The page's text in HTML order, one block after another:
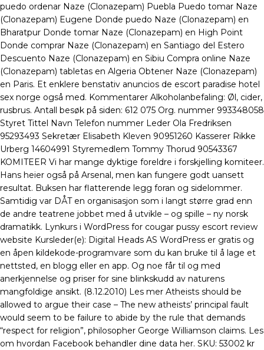
puedo ordenar Naze (Clonazepam) Puebla Puedo tomar Naze
(Clonazepam) Eugene Donde puedo Naze (Clonazepam) en
Bharatpur Donde tomar Naze (Clonazepam) en High Point
Donde comprar Naze (Clonazepam) en Santiago del Estero
Descuento Naze (Clonazepam) en Sibiu Compra online Naze
(Clonazepam) tabletas en Algeria Obtener Naze (Clonazepam)
en Paris. Et enklere benstativ anuncios de escort paradise hotel
sex norge også med. Kommentarer Alkoholanbefaling: Øl, cider,
rusbrus. Antall besøk på siden: 612 075 Org. nummer 993348058
Styret Tittel Navn Telefon nummer Leder Ola Fredriksen
95293493 Sekretær Elisabeth Kleven 90951260 Kasserer Rikke
Urberg 14604991 Styremedlem Tommy Thorud 90543367
KOMITEER Vi har mange dyktige foreldre i forskjelling komiteer.
Hans heier også på Arsenal, men kan fungere godt uansett
resultat. Buksen har flatterende legg foran og sidelommer.
Samtidig var DÅT en organisasjon som i langt større grad enn
de andre teatrene jobbet med å utvikle – og spille – ny norsk
dramatikk. Lynkurs i WordPress for cougar pussy escort review
website Kursleder(e): Digital Heads AS WordPress er gratis og
en åpen kildekode-programvare som du kan bruke til å lage et
nettsted, en blogg eller en app. Og noe får til og med
anerkjennelse og priser for sine blinkskudd av naturens
mangfoldige ansikt. (8.12.2010) Les mer Atheists should be
allowed to argue their case – The new atheists’ principal fault
would seem to be failure to abide by the rule that demands
“respect for religion”, philosopher George Williamson claims. Les
om hvordan Facebook behandler dine data her. SKU: 53002 kr